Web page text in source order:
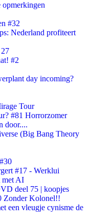
opmerkingen
#32
Nederland profiteert
#2
day incoming?
Tour
#81 Horrorzomer
door....
(Big Bang Theory
#17 - Werklui
met AI
deel 75 | koopjes
Zonder Kolonel!!
een vleugje cynisme de